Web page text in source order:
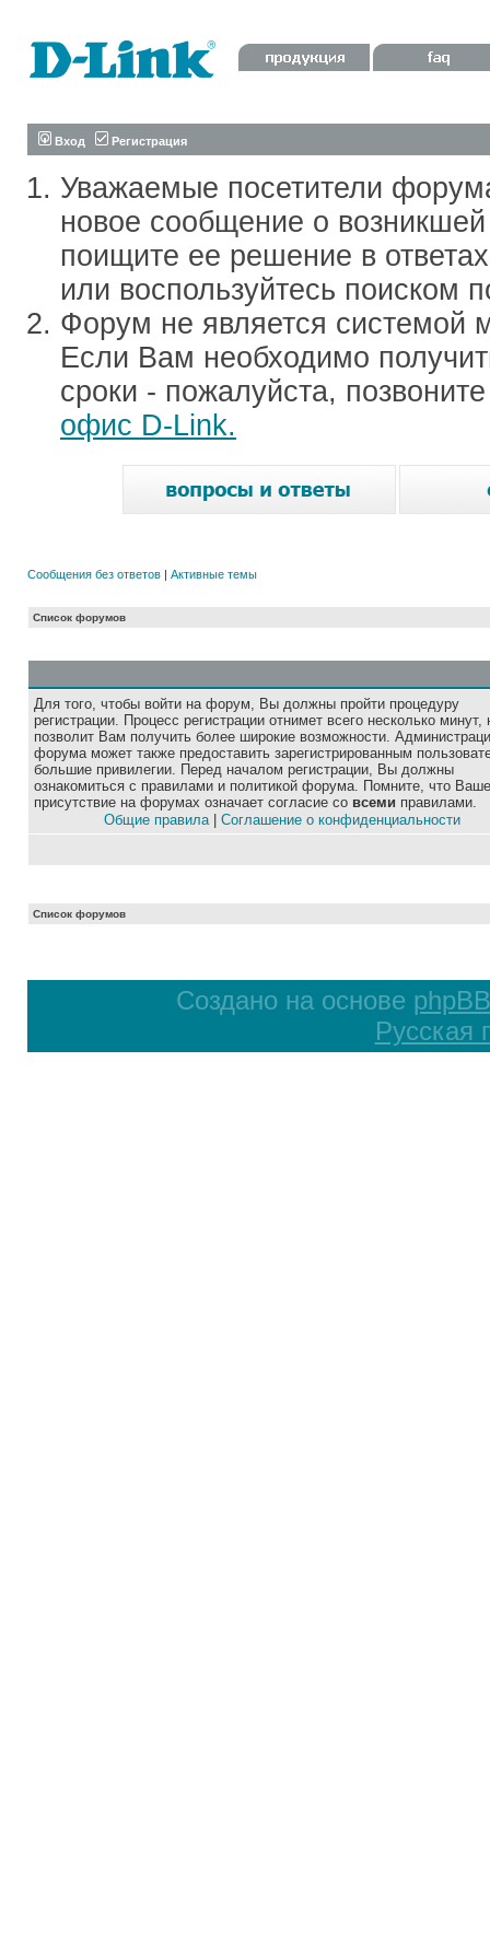
Вход Регистрация
Уважаемые посетители
новое сообщение о
поищите ее решение в
или воспользуйтесь поиском
Форум не является системой
Если Вам необходимо
сроки - пожалуйста,
офис D-Link.
Сообщения без ответов | Активные темы
Список форумов
Для того, чтобы войти на форум, Вы должны пройти процедуру
регистрации. Процесс регистрации отнимет всего несколько минут,
позволит Вам получить более широкие возможности.
форума может также предоставить зарегистрированным
большие привилегии. Перед началом регистрации, Вы должны
ознакомиться с правилами и политикой форума. Помните, что Ваше
присутствие на форумах означает согласие со всеми правилами.
Общие правила| Соглашение о конфиденциальности
Список форумов
Создано на основе phpBB
Русская